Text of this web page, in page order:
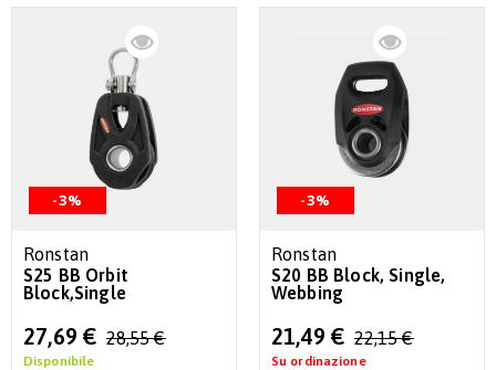
-3%
Ronstan
S25 BB Orbit
Block,Single
Special
Price
27,69 € 28,55 €
Disponibile
-3%
Ronstan
S20 BB Block, Single,
Webbing
Special
Price
21,49 € 22,15 €
Su ordinazione